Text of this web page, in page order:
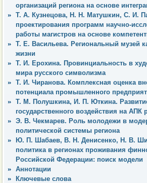
организаций региона на основе
Т. А. Кузнецова, Н. Н. Матушкин, С. И.
проектирования программ научно-
работы магистров на основе
Т. Е. Васильева. Региональный музей
жизни
Т. И. Ерохина. Провинциальность в
мира русского символизма
Т. И. Чиранова. Комплексная оценка
потенциала промышленного
Т. М. Полушкина, И. П. Юткина.
государственного воздействия на АПК
Э. В. Чекмарев. Роль молодежи в
политической системы региона
Ю. П. Шабаев, В. Н. Денисенко, Н. В.
политика в регионах проживания
Российской Федерации: поиск модели
Аннотации
Ключевые слова